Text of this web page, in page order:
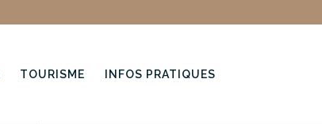
TOURISME INFOS PRATIQUES